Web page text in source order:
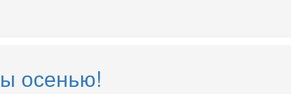
осенью!